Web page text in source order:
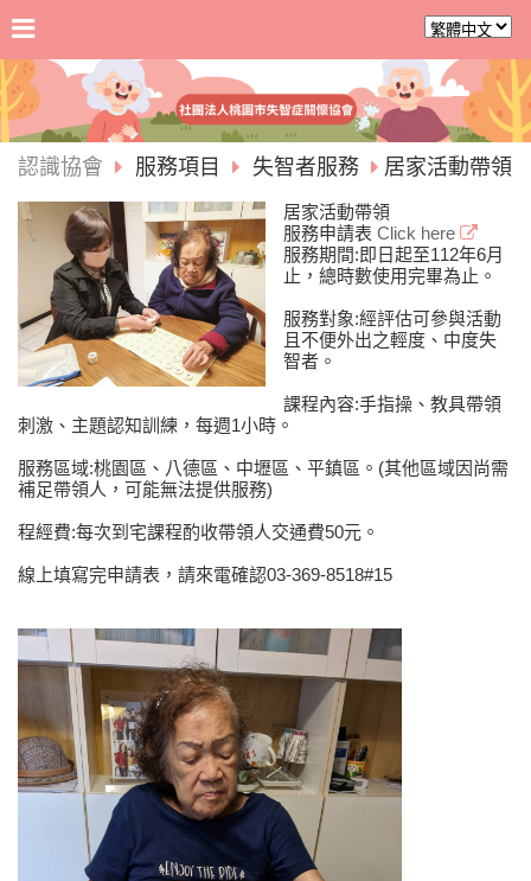
認識協會 服務項目 失智者服務 居家活動帶領
居家活動帶領
服務申請表 Click here
服務期間:即日起至112年6月
止，總時數使用完畢為止。
服務對象:經評估可參與活動
且不便外出之輕度、中度失
智者。
課程內容:手指操、教具帶領
刺激、主題認知訓練，每週1小時。
服務區域:桃園區、八德區、中壢區、平鎮區。(其他區域因尚需
補足帶領人，可能無法提供服務)
程經費:每次到宅課程酌收帶領人交通費50元。
線上填寫完申請表，請來電確認03-369-8518#15